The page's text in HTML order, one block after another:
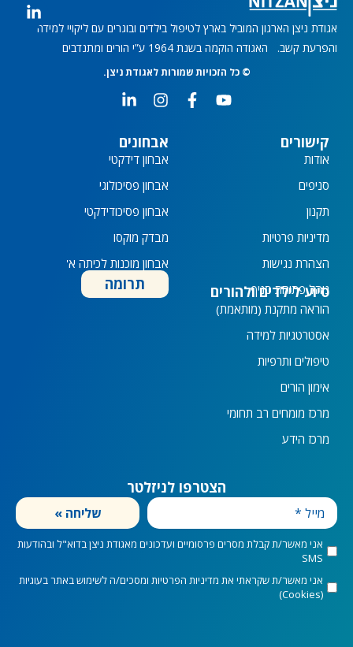
אגודת ניצן הארגון המוביל בארץ לטיפול בילדים ובוגרים עם ליקויי למידה
והפרעת קשב. האגודה הוקמה בשנת 1964 ע”י הורים ומתנדבים
Y
o
F
a
I
n
t
a
g
r
m
L
i
k
e
d
i
-
i
n
© כל הזכויות שמורות לאגודת ניצן.
קישורים
אודות
סניפים
תקנון
מדיניות פרטיות
הצהרת נגישות
נוהל פתיחת סניף
אבחונים
אבחון דידקטי
אבחון פסיכולוגי
אבחון פסיכודידקטי
מבדק מוקסו
אבחון מוכנות לכיתה א'
תרומה סיוע לילדים ולהורים
הוראה מתקנת (מותאמת)
אסטרטגיות למידה
טיפולים ותרפיות
אימון הורים
מרכז מומחים רב תחומי
מרכז הידע
הצטרפו לניזלטר
מייל
marketingConsent
אני מאשר/ת קבלת מסרים פרסומיים ועדכונים מאגודת ניצן בדוא"ל ובהודעות
SMS
privacyConsent
אני מאשר/ת שקראתי את מדיניות הפרטיות ומסכים/ה לשימוש באתר בעוגיות
(Cookies)
שליחה »